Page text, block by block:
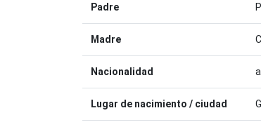
Padre
Madre
Nacionalidad
Lugar de nacimiento / ciudad